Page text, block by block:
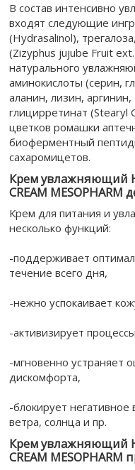
В состав интенсивно
входят следующие
(Hydrasalinol),
(Zizyphus jujube Fruit
натурального
аминокислоты (серин,
аланин, лизин,
глицирретинат (Stearyl
цветков ромашки
биоферментный
сахаромицетов.
Крем увлажняющий
CREAM MESOPHARM
Крем для питания и
несколько функций:
-поддерживает
течение всего дня,
-нежно успокаивает
-активизирует
-мгновенно устраняет
дискомфорта,
-блокирует
ветра, солнца и пр.
Крем увлажняющий
CREAM MESOPHARM